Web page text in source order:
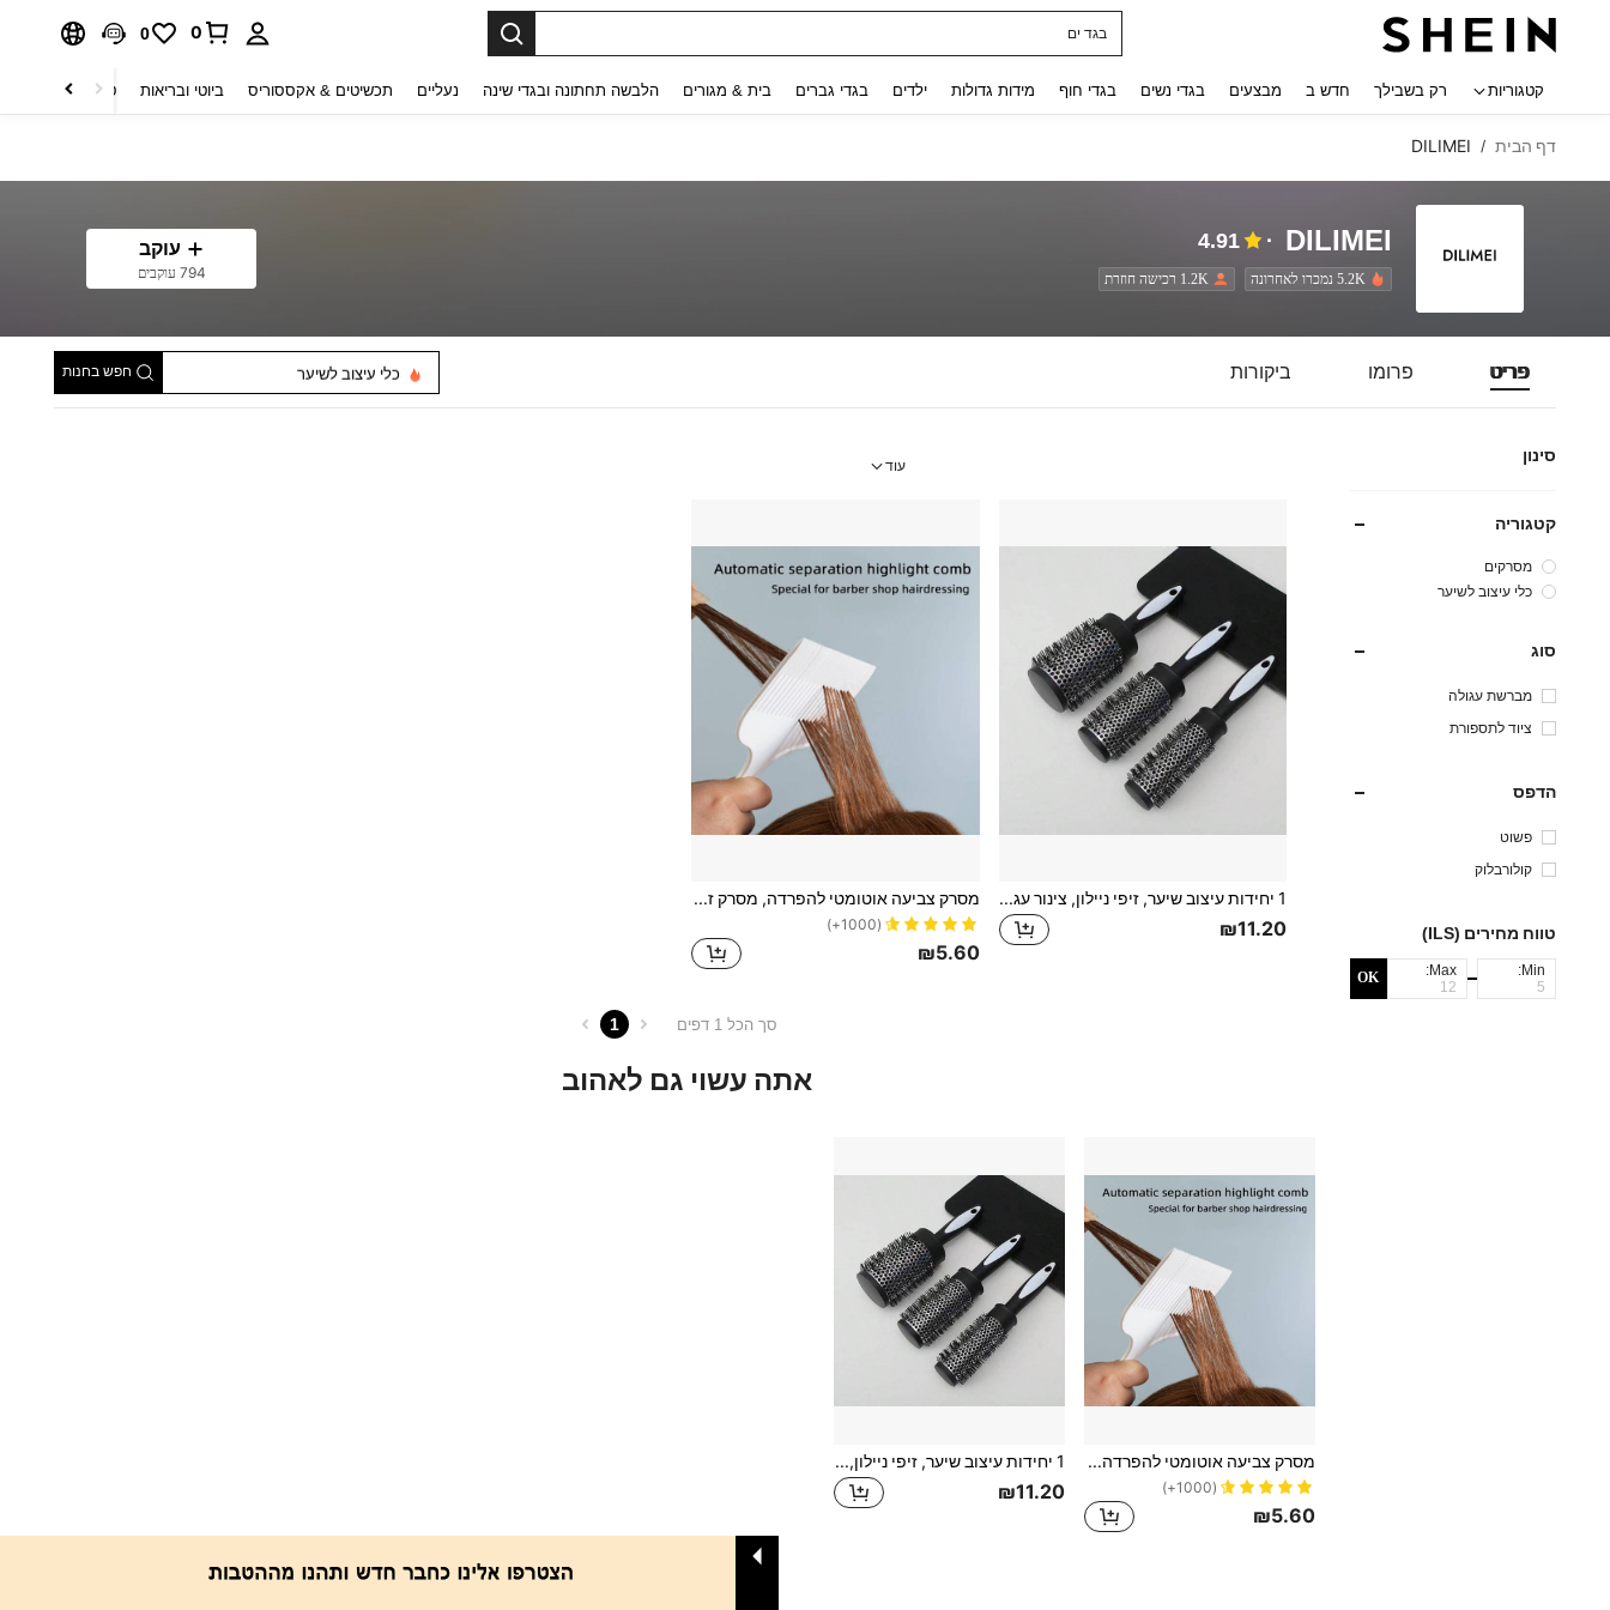
בגד ים
0
0
קטגוריות רק בשבילך חדש ב מבצעים בגדי נשים בגדי חוף מידות גדולות ילדים בגדי גברים בית & מגורים הלבשה תחתונה ובגדי שינה נעליים תכשיטים & אקססוריס ביוטי ובריאות טקסטיל לבית
דף הבית /
DILIMEI
DILIMEI
4.91
5.2K נמכרו לאחרונה 1.2K רכישה חוזרת
עוקב
794 עוקבים
פריט פרומו ביקורות
מסרקים
כלי עיצוב לשיער
חפש בחנות
סינון
קטגוריה
מסרקים
כלי עיצוב לשיער
סוג
מברשת עגולה
ציוד לתספורת
הדפס
פשוט
קולורבלוק
טווח מחירים (ILS)
Min:
Max:
OK
עוד
1 יחידות עיצוב שיער, זיפי ניילון, צינור עגול, מברשת גליל שיער עם צינור אלומיניום תרמי, להגדלת נפח השיער וליצירת תלתלים, כלי עיצוב שיער, מברשת שיער, מסרק, מברשת שיער, כלי שיער, מוצרי שיער ואביזרים למספרה, יופי, חזרה לבית הספר, פריטי חובה לחופשה, מברשות, מברשת שיער, מברשת קצה, מברשת שיער, מברשות התרת קשרים, מברשת שיער, מספרה, ציוד לעיצוב שיער, עיצוב שיער, מברשת שיער, מברשת, סט מברשות שיער, מסרק שיער, מסרק לתלתלים, מברשת התרת קשרים, מברשת שיער לנשים, מספרה, ציוד לעיצוב שיער
₪11.20
מסרק צביעה אוטומטי להפרדה, מסרק זנב מחודד לעיצוב שיער, סלון ושימוש ביתי, כלי שיער, מוצרי שיער ואביזרים למספרה יופי חזרה לבית הספר, פריטי חובה לחופשה, אביזרי שיער לנשים, מברשת חלקלקה, אביזרי מספרה, מייבש שיער, שיער, מספרה, כלי שיער, מוצרי שיער, מייבש שיער, שיער, מברשת שיער, מספרה, אביזרי מספרה, ציוד לעיצוב שיער, תסרוקת, עיצוב שיער, שיער, מוצרי שיער, כלי שיער, דברים לשיער, מספרה, אביזרי מספרה, מספרה, ציוד לעיצוב שיער
(1000+)
₪5.60
סך הכל 1 דפים 1
אתה עשוי גם לאהוב
מסרק צביעה אוטומטי להפרדה, מסרק זנב מחודד לעיצוב שיער, סלון ושימוש ביתי, כלי שיער, מוצרי שיער ואביזרים למספרה יופי חזרה לבית הספר, פריטי חובה לחופשה, אביזרי שיער לנשים, מברשת חלקלקה, אביזרי מספרה, מייבש שיער, שיער, מספרה, כלי שיער, מוצרי שיער, מייבש שיער, שיער, מברשת שיער, מספרה, אביזרי מספרה, ציוד לעיצוב שיער, תסרוקת, עיצוב שיער, שיער, מוצרי שיער, כלי שיער, דברים לשיער, מספרה, אביזרי מספרה, מספרה, ציוד לעיצוב שיער
(1000+)
₪5.60
1 יחידות עיצוב שיער, זיפי ניילון, צינור עגול, מברשת גליל שיער עם צינור אלומיניום תרמי, להגדלת נפח השיער וליצירת תלתלים, כלי עיצוב שיער, מברשת שיער, מסרק, מברשת שיער, כלי שיער, מוצרי שיער ואביזרים למספרה, יופי, חזרה לבית הספר, פריטי חובה לחופשה, מברשות, מברשת שיער, מברשת קצה, מברשת שיער, מברשות התרת קשרים, מברשת שיער, מספרה, ציוד לעיצוב שיער, עיצוב שיער, מברשת שיער, מברשת, סט מברשות שיער, מסרק שיער, מסרק לתלתלים, מברשת התרת קשרים, מברשת שיער לנשים, מספרה, ציוד לעיצוב שיער
₪11.20